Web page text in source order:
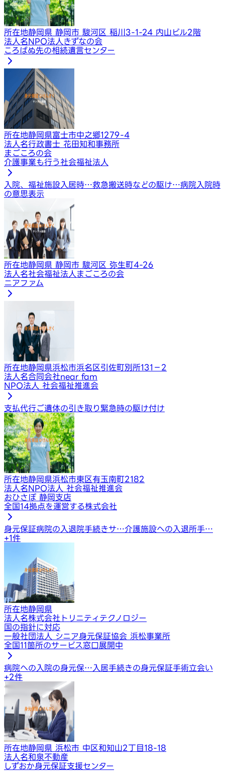
所在地静岡県 静岡市 駿河区 稲川3-1-24 内山ビル2階
法人名NPO法人きずなの会
ころばぬ先の相続遺言センター
所在地静岡県富士市中之郷1279‑4
法人名行政書士 花田知和事務所
まごころの会
介護事業も行う社会福祉法人
入院、福祉施設入居時…救急搬送時などの駆け…病院入院時
の意思表示
所在地静岡県 静岡市 駿河区 弥生町4-26
法人名社会福祉法人まごころの会
ニアファム
所在地静岡県浜松市浜名区引佐町別所131－2
法人名合同会社near fam
NPO法人 社会福祉推進会
支払代行ご遺体の引き取り緊急時の駆け付け
所在地静岡県浜松市東区有玉南町2182
法人名NPO法人 社会福祉推進会
おひさぽ 静岡支店
全国14拠点を運営する株式会社
身元保証病院の入退院手続きサ…介護施設への入退所手…
+1件
所在地静岡県
法人名株式会社トリニティテクノロジー
国の指針に対応
一般社団法人 シニア身元保証協会 浜松事業所
全国11箇所のサービス窓口展開中
病院への入院の身元保… 入居手続きの身元保証手術立会い
+2件
所在地静岡県 浜松市 中区和知山2丁目18-18
法人名和泉不動産
しずおか身元保証支援センター